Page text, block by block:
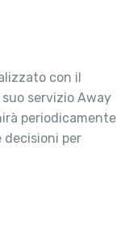
con il
servizio Away
periodicamente
per